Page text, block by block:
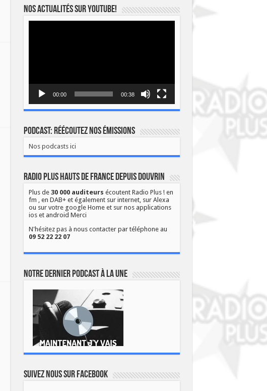
Nos actualités sur YOUTUBE!
00:00 00:38
Podcast: Réécoutez nos émissions
Nos podcasts ici
Radio Plus Hauts de France depuis Douvrin
Plus de 30 000 auditeurs écoutent Radio Plus ! en
fm , en DAB+ et également sur internet, sur Alexa
ou sur votre google Home et sur nos applications
ios et android Merci
N'hésitez pas à nous contacter par téléphone au
09 52 22 22 07
Notre dernier podcast à la une
Suivez nous sur Facebook